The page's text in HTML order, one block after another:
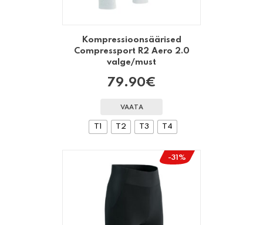
Kompressioonsäärised
Compressport R2 Aero 2.0
valge/must
79.90€
VAATA
T1 T2 T3 T4
-31%